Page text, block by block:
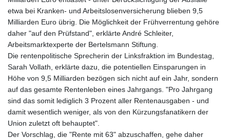
etwa bei Kranken- und Arbeitslosenversicherung blieben 9,5
Milliarden Euro übrig. Die Möglichkeit der Frühverrentung gehöre
daher "auf den Prüfstand", erklärte André Schleiter,
Arbeitsmarktexperte der Bertelsmann Stiftung.
Die rentenpolitische Sprecherin der Linksfraktion im Bundestag,
Sarah Vollath, erklärte dazu, die potentiellen Einsparungen in
Höhe von 9,5 Milliarden bezögen sich nicht auf ein Jahr, sondern
auf das gesamte Rentenleben eines Jahrgangs. "Pro Jahrgang
sind das somit lediglich 3 Prozent aller Rentenausgaben - und
damit wesentlich weniger, als von den Kürzungsfanatikern der
Union zuletzt oft behauptet".
Der Vorschlag, die "Rente mit 63" abzuschaffen, gehe daher